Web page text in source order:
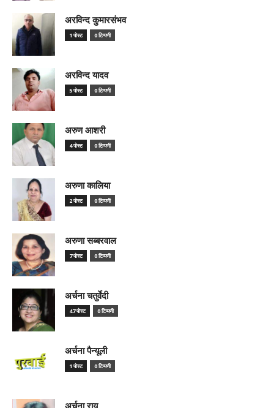
अरविन्द कुमारसंभव
1 पोस्ट 0 टिप्पणी
अरविन्द यादव
5 पोस्ट 0 टिप्पणी
अरुण आशरी
4 पोस्ट 0 टिप्पणी
अरुणा कालिया
2 पोस्ट 0 टिप्पणी
अरुणा सब्बरवाल
7 पोस्ट 0 टिप्पणी
अर्चना चतुर्वेदी
47 पोस्ट 0 टिप्पणी
अर्चना पैन्यूली
1 पोस्ट 0 टिप्पणी
अर्चना राय